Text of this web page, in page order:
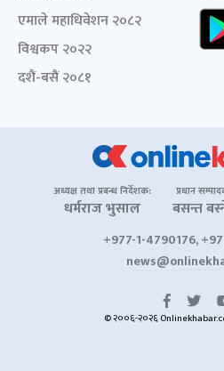
एमाले महाधिवेशन २०८२
विश्वकप २०२२
दशैं-बसैं २०८१
अध्यक्ष तथा प्रबन्ध निर्देशक:
धर्मराज भुसाल
प्रधान
बसन्त
+977-1-4790176,
© २००६-२०२६